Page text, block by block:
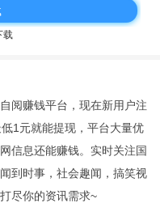
载
阅赚钱平台，现在新用户注
1元就能提现，平台大量优
信息还能赚钱。实时关注国
到时事，社会趣闻，搞笑视
尽你的资讯需求~